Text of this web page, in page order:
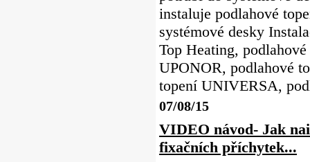
instaluje podlahové
systémové desky
Top Heating,
UPONOR, podlahové
topení UNIVERSA,
07/08/15
VIDEO návod- Jak
fixačních příchytek...